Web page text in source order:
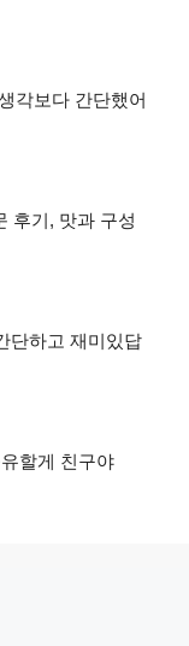
각보다 간단했어
후기, 맛과 구성
단하고 재미있답
할게 친구야